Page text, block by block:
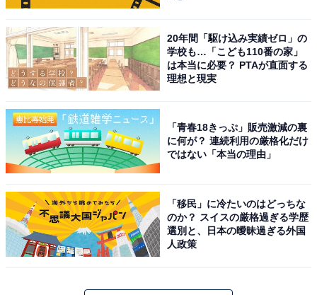
本作は興行収入が12億円を突破する異例の大ヒットを記
録。小松菜奈さん演じるヒロインとの胸キュンな恋の行
方や、千葉雄大さん演じるライバルの白王子とのバトル
回答コメントでは「イメージにぴったりでよかった」
（30代女性／愛知県）、「原作をよく再現出来ていたか
ら」（20代女性／兵庫県）、「ドキドキ感を楽しめて、
少女漫画に入った気分になれるのが魅力だから」（20代
女性／山口県）などの声が集まりました。
『黒崎くんの言いなりになんてならない』に関する商品を
Amazonで見る
※回答コメントは原文ママです
20年間「駆け込み実績ゼロ」の
学校も…「こども110番の家」
は本当に必要？ PTAが直面する
理想と現実
「青春18きっぷ」販売激減の裏
に何が？ 連続利用の厳格化だけ
ではない「本当の理由」
「移民」に冷たいのはどっちな
のか？ スイスの厳格過ぎる学歴
選別と、日本の曖昧過ぎる外国
人政策